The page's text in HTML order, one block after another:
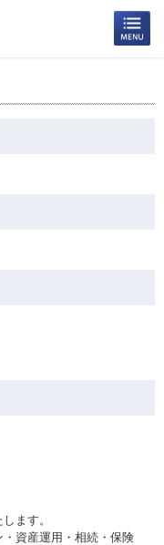
ます。
資産運用・相続・保険